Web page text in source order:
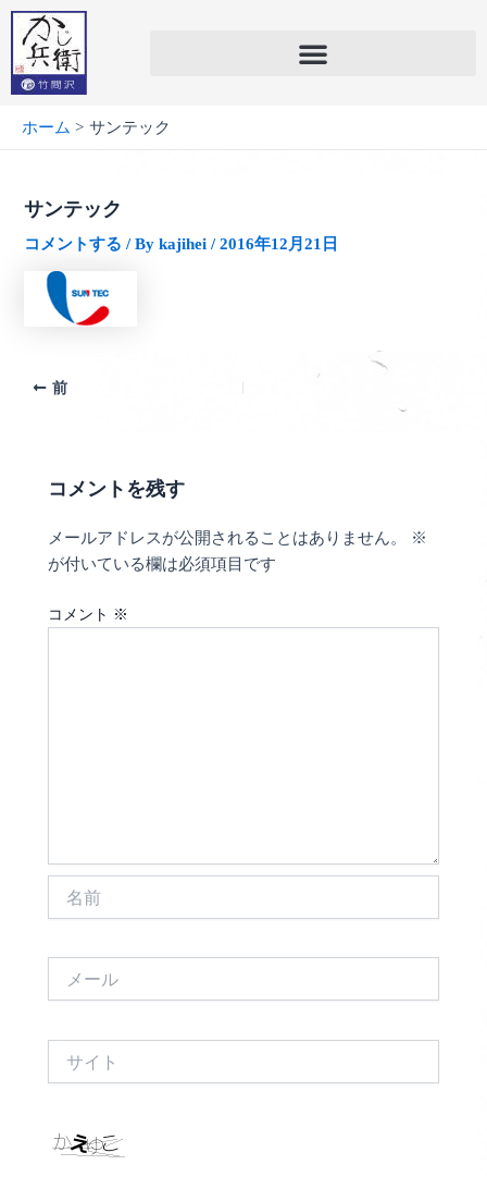
内
を
ホーム サンテック
サンテック
コメントする / Bykajihei/2016年12月21日
前
コメントを残す
メールアドレスが公開されることはありません。
※
が付いている欄は必須項目です
コメント ※